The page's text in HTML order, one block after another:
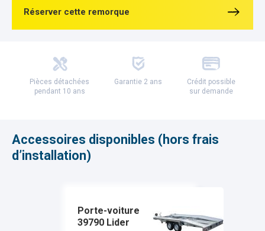
Réserver cette remorque
Pièces détachées
pendant 10 ans
Garantie 2 ans
Crédit possible
sur demande
Accessoires disponibles (hors frais
d’installation)
Porte-voiture
39790 Lider